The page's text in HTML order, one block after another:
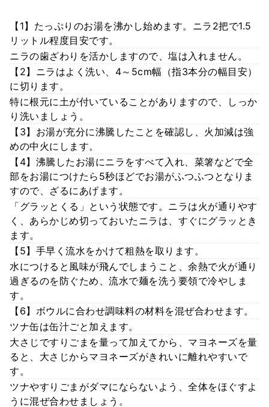
【1】たっぷりのお湯を沸かし始めます。ニラ2把で1.5
リットル程度目安です。
ニラの歯ざわりを活かしますので、塩は入れません。
【2】ニラはよく洗い、4～5cm幅（指3本分の幅目安）
に切ります。
特に根元に土が付いていることがありますので、しっか
り洗いましょう。
【3】お湯が充分に沸騰したことを確認し、火加減は強
めの中火にします。
【4】沸騰したお湯にニラをすべて入れ、菜箸などで全
部をお湯につけたら5秒ほどでお湯がふつふつとなりま
すので、ざるにあげます。
「グラッとくる」という状態です。ニラは火が通りやす
く、あらかじめ切っておいたニラは、すぐにグラッとき
ます。
【5】手早く流水をかけて粗熱を取ります。
水につけると風味が飛んでしまうこと、余熱で火が通り
過ぎるのを防ぐため、流水で麺を洗う要領で冷やしま
す。
【6】ボウルに合わせ調味料の材料を混ぜ合わせます。
ツナ缶は缶汁ごと加えます。
大さじですりごまを量って加えてから、マヨネーズを量
ると、大さじからマヨネーズがきれいに離れやすいで
す。
ツナやすりごまがダマにならないよう、全体をほぐすよ
うに混ぜ合わせましょう。